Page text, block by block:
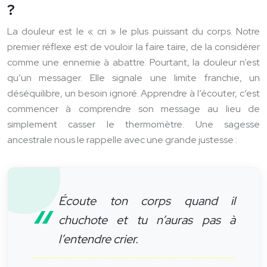
?
La douleur est le « cri » le plus puissant du corps. Notre
premier réflexe est de vouloir la faire taire, de la considérer
comme une ennemie à abattre. Pourtant, la douleur n’est
qu’un messager. Elle signale une limite franchie, un
déséquilibre, un besoin ignoré. Apprendre à l’écouter, c’est
commencer à comprendre son message au lieu de
simplement casser le thermomètre. Une sagesse
ancestrale nous le rappelle avec une grande justesse :
Écoute ton corps quand il
chuchote et tu n’auras pas à
l’entendre crier.